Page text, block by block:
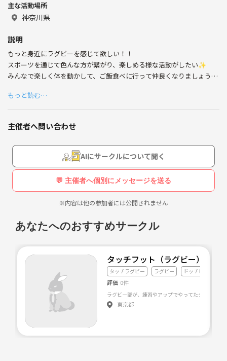
主な活動場所
神奈川県
説明
もっと身近にラグビーを感じて欲しい！！
スポーツを通じて色んな方が繋がり、楽しめる様な活動がしたい✨
みんなで楽しく体を動かして、ご飯食べに行って仲良くなりましょう😆
もっと読む…
主催者へ問い合わせ
AIにサークルについて聞く
💬 主催者へ個別にメッセージを送る
※内容は他の参加者には公開されません
あなたへのおすすめサークル
タッチフット（ラグビー）サー
タッチラグビー ラグビー ドッチビー
評価 0件
東京都